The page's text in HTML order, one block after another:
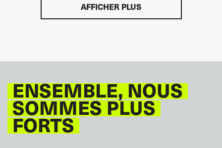
AFFICHER PLUS
ENSEMBLE, NOUS
SOMMES PLUS
FORTS